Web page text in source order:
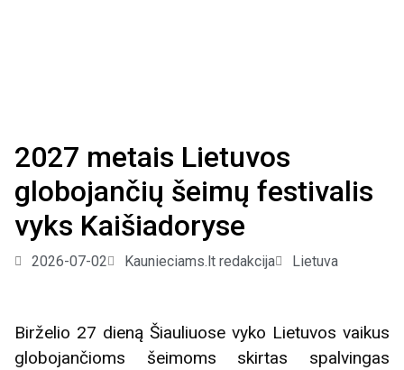
2027 metais Lietuvos
globojančių šeimų festivalis
vyks Kaišiadoryse
2026-07-02 Kaunieciams.lt redakcija Lietuva
Birželio 27 dieną Šiauliuose vyko Lietuvos vaikus
globojančioms šeimoms skirtas spalvingas